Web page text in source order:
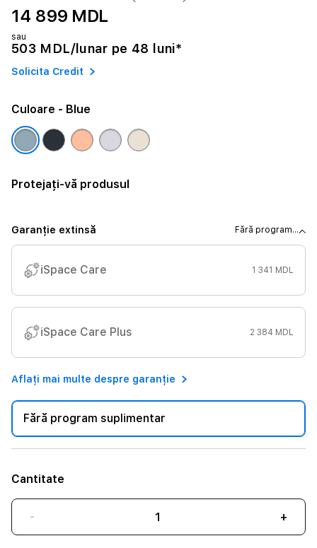
14 899 MDL
sau
503 MDL/lunar pe 48 luni*
Solicita Credit
Culoare - Blue
Protejați-vă produsul
Garanție extinsă Fără program...
iSpace Care 1 341 MDL
iSpace Care Plus 2 384 MDL
Aflați mai multe despre garanție
Fără program suplimentar
Cantitate
- +